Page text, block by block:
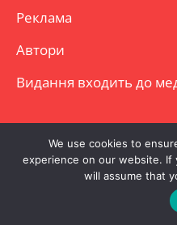
Реклама
Автори
Видання входить до
Copyright © Повне
заборонено. Частково
We use cookies to
experience on our website.
will assume that